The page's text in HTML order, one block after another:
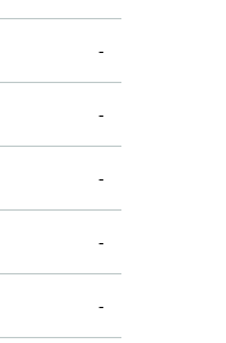
-
-
-
-
-